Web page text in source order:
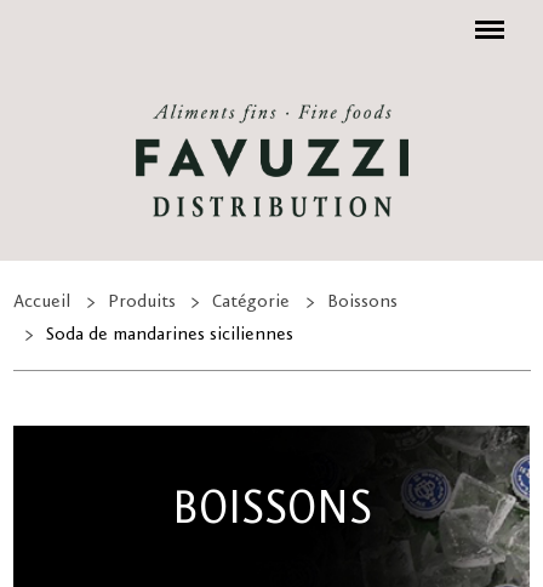
Menu
Accueil Produits Catégorie
Boissons
Soda de mandarines siciliennes
BOISSONS